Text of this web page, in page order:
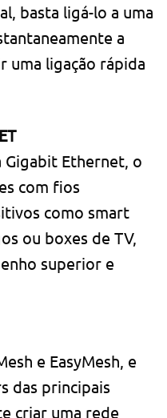
basta ligá-lo a uma
a
uma ligação rápida
Gigabit Ethernet, o
com fios
como smart
ou boxes de TV,
superior e
e EasyMesh, e
das principais
criar uma rede